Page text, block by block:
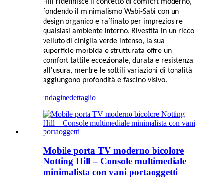
Hill ridefinisce il concetto di comfort moderno,
fondendo il minimalismo Wabi-Sabi con un
design organico e raffinato per impreziosire
qualsiasi ambiente interno. Rivestita in un ricco
velluto di ciniglia verde intenso, la sua
superficie morbida e strutturata offre un
comfort tattile eccezionale, durata e resistenza
all'usura, mentre le sottili variazioni di tonalità
aggiungono profondità e fascino visivo.
indaginedettaglio
Mobile porta TV moderno bicolore
Notting Hill – Console multimediale
minimalista con vani portaoggetti